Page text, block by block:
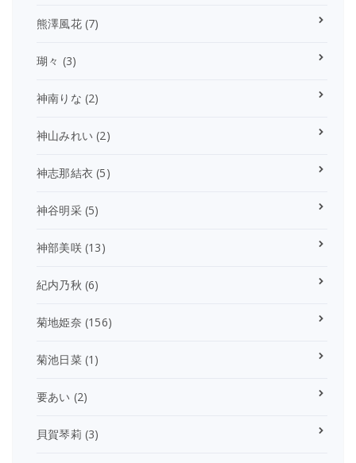
熊澤風花(7)
瑚々 (3)
神南りな (2)
神山みれい (2)
神志那結衣 (5)
神谷明采(5)
神部美咲(13)
紀内乃秋 (6)
菊地姫奈 (156)
菊池日菜(1)
要あい (2)
貝賀琴莉 (3)